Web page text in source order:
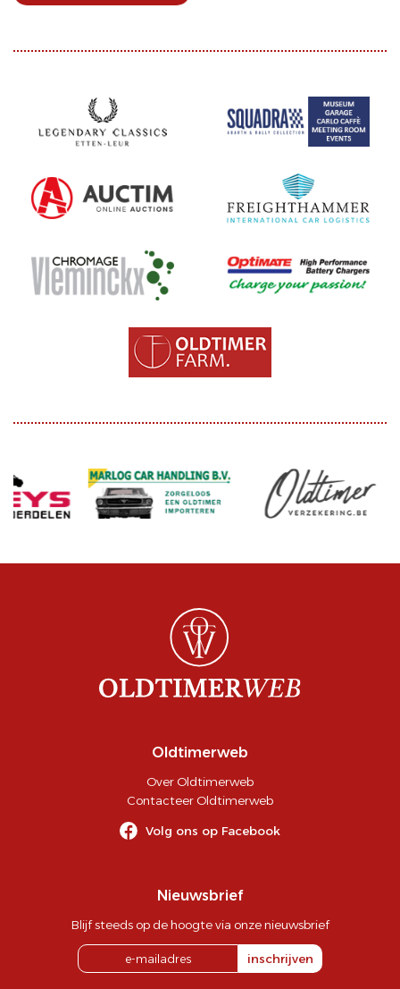
Oldtimerweb
Over Oldtimerweb
Contacteer Oldtimerweb
Volg ons op Facebook
Nieuwsbrief
Blijf steeds op de hoogte via onze nieuwsbrief
inschrijven